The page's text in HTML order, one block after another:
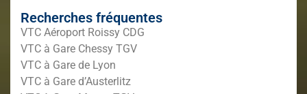
Recherches fréquentes
VTC Aéroport Roissy CDG
VTC à Gare Chessy TGV
VTC à Gare de Lyon
VTC à Gare d’Austerlitz